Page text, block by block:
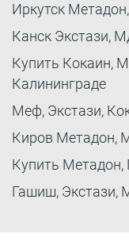
Иркутск
Канск Экстази,
Купить Кокаин,
Калининграде
Меф, Экстази,
Киров Метадон,
Купить Метадон,
Гашиш, Экстази,